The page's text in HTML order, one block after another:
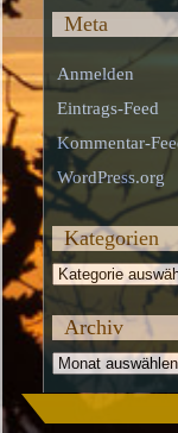
Meta
Anmelden
Eintrags-Feed
Kommentar-
WordPress.org
Kategorien
Kategorien
Archiv
Archiv